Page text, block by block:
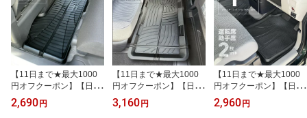
【11日まで★最大1000
円オフクーポン】【日本
製】軽自動車用 バケット
マット フロアマット 汚
2,690円
【11日まで★最大1000
円オフクーポン】【日本
製】ミニバン用 バケット
マット フロアマット 3D
3,160円
【11日まで★最大1000
円オフクーポン】【日本
製】汎用 3D フロアマッ
ト 2枚セット 運転席 助手
2,960円